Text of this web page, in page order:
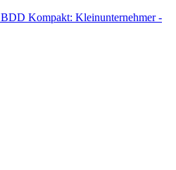
BDD Kompakt: Kleinunternehmer -